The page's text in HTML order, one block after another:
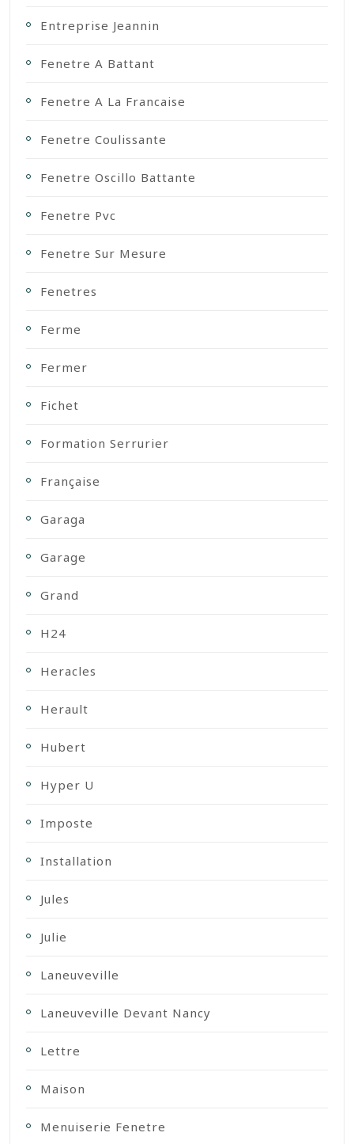
Entreprise Jeannin
Fenetre A Battant
Fenetre A La Francaise
Fenetre Coulissante
Fenetre Oscillo Battante
Fenetre Pvc
Fenetre Sur Mesure
Fenetres
Ferme
Fermer
Fichet
Formation Serrurier
Française
Garaga
Garage
Grand
H24
Heracles
Herault
Hubert
Hyper U
Imposte
Installation
Jules
Julie
Laneuveville
Laneuveville Devant Nancy
Lettre
Maison
Menuiserie Fenetre